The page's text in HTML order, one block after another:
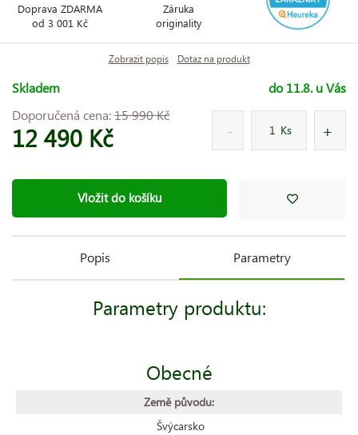
Doprava ZDARMA
od 3 001 Kč
Záruka
originality
Zobrazit popis Dotaz na produkt
Skladem
do 11.8. u Vás
Doporučená cena:15 990 Kč
12 490 Kč Ks
Vložit do košíku
Popis Parametry
Parametry produktu:
Obecné
Země původu:
Švýcarsko